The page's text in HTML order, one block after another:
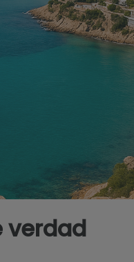
verdad